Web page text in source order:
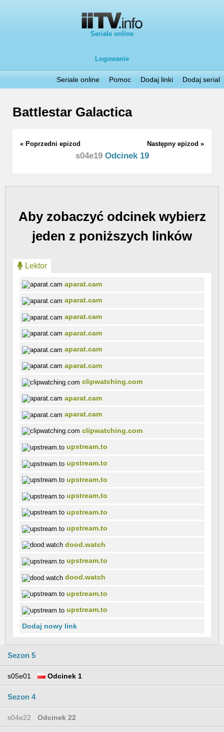
Seriale online
Logowanie
Seriale online Pomoc Dodaj linki Dodaj serial
Battlestar Galactica
« Poprzedni epizod Następny epizod »
s04e19Odcinek 19
Aby zobaczyć odcinek wybierz
jeden z poniższych linków
Lektor
aparat.cam
aparat.cam
aparat.cam
aparat.cam
aparat.cam
aparat.cam
clipwatching.com
aparat.cam
aparat.cam
clipwatching.com
upstream.to
upstream.to
upstream.to
upstream.to
upstream.to
upstream.to
dood.watch
upstream.to
dood.watch
upstream.to
upstream.to
Dodaj nowy link
Sezon 5
s05e01 Odcinek 1
Sezon 4
s04e22 Odcinek 22